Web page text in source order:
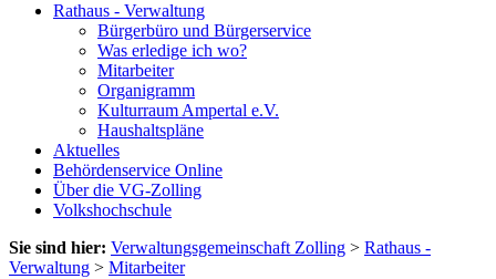
Rathaus - Verwaltung
Bürgerbüro und Bürgerservice
Was erledige ich wo?
Mitarbeiter
Organigramm
Kulturraum Ampertal e.V.
Haushaltspläne
Aktuelles
Behördenservice Online
Über die VG-Zolling
Volkshochschule
Sie sind hier: Verwaltungsgemeinschaft Zolling > Rathaus -
Verwaltung > Mitarbeiter